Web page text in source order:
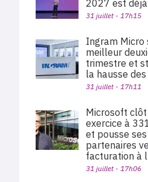
2027 est
31 juillet - 17h15
Ingram Micro
meilleur
trimestre et
la hausse
31 juillet - 17h11
Microsoft clôt
exercice à
et pousse ses
partenaires
facturation à
31 juillet - 17h06